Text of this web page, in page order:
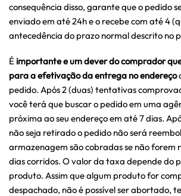
consequência disso, garante que o pedido
enviado em até 24h e o recebe com até 4
antecedência do prazo normal descrito no
Éimportante e um dever do comprador
para a efetivação daentrega no endereço
pedido. Após 2 (duas) tentativas
você terá que buscar o pedido em uma
próxima ao seu endereço em até 7 dias.
não seja retirado o pedido não será
armazenagem são cobradas se não forem
dias corridos. O valor da taxa depende do
produto. Assim que algum produto for
despachado, não é possível ser abortado,